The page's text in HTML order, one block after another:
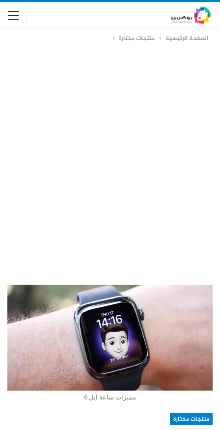
الصفحة الرئيسية منتجات مختارة
مميزات ساعة ابل 6
منتجات مختارة